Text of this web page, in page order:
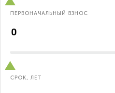
ПЕРВОНАЧАЛЬНЫЙ ВЗНОС
СРОК, ЛЕТ